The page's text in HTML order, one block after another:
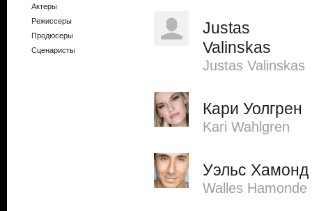
Актеры
Режиссеры
Продюсеры
Сценаристы
Justas
Valinskas
Justas Valinskas
Кари Уолгрен
Kari Wahlgren
Уэльс Хамонд
Walles Hamonde